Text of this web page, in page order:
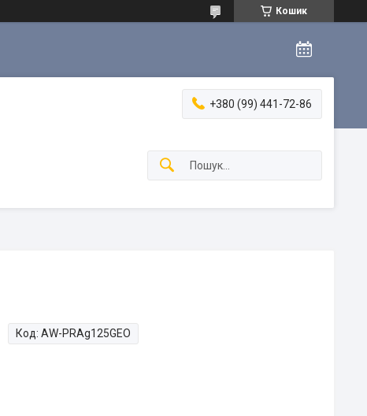
Кошик
+380 (99) 441-72-86
Код: AW-PRAg125GEO